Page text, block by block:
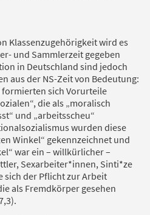
Klassenzugehörigkeit wird es
und Sammlerzeit gegeben
in Deutschland sind jedoch
aus der NS-Zeit von Bedeutung:
formierten sich Vorurteile
die als „moralisch
und „arbeitsscheu“
wurden diese
Winkel“ gekennzeichnet und
war ein – willkürlicher –
Sexarbeiter*innen, Sinti*ze
sich der Pflicht zur Arbeit
als Fremdkörper gesehen